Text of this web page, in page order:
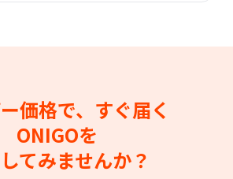
価格で、すぐ届く
ONIGOを
てみませんか？